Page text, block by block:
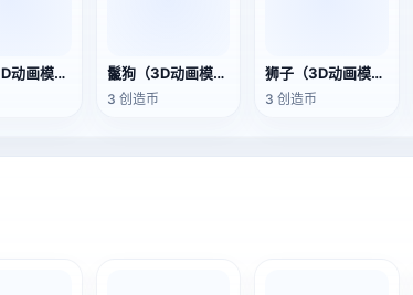
白马（3D动画模型） 鬣狗（3D动画模型）
3 创造币
狮子（3D动画模型）
3 创造币